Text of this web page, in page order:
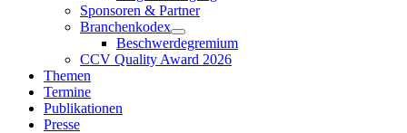
Sponsoren & Partner
Branchenkodex
Beschwerdegremium
CCV Quality Award 2026
Themen
Termine
Publikationen
Presse